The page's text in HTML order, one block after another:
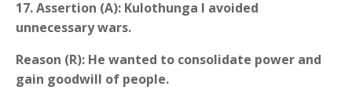
17. Assertion (A): Kulothunga I avoided
unnecessary wars.
Reason (R): He wanted to consolidate power and
gain goodwill of people.